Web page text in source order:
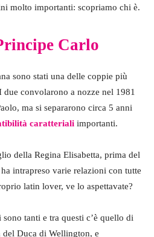
molto importanti: scopriamo chi è.
Carlo
sono stati una delle coppie più
convolarono a nozze nel 1981
ma si separarono circa 5 anni
caratteriali importanti.
della Regina Elisabetta, prima del
intrapreso varie relazioni con tutte
latin lover, ve lo aspettavate?
tanti e tra questi c’è quello di
del Duca di Wellington, e